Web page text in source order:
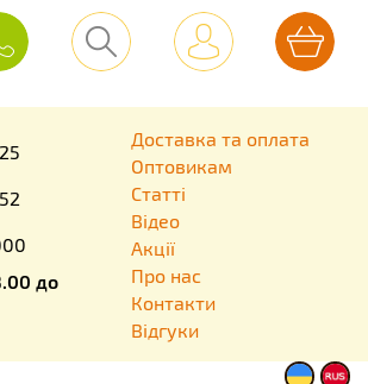
до
Доставка та оплата
Оптовикам
Статті
Відео
Акції
Про нас
Контакти
Відгуки